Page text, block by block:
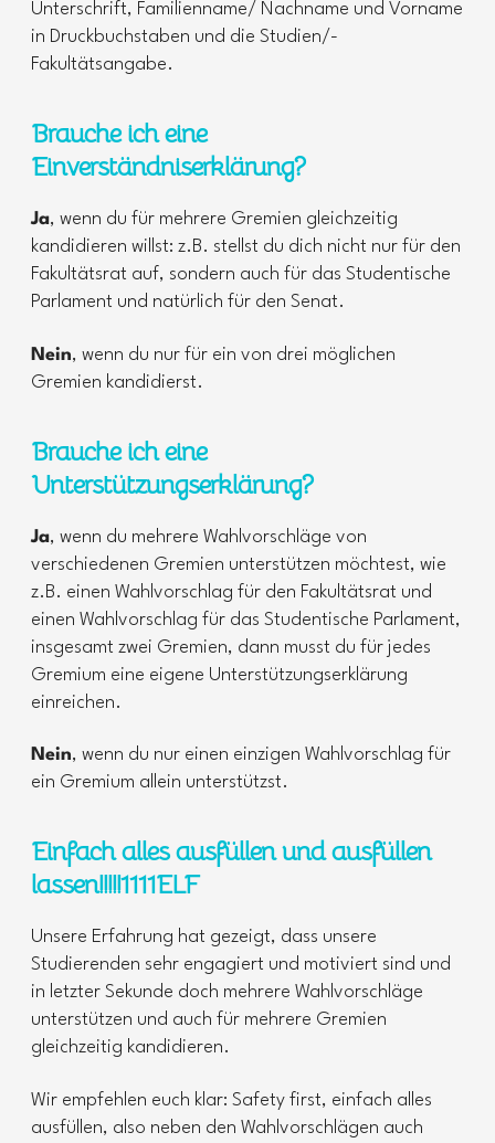
Unterschrift, Familienname/ Nachname und Vorname
in Druckbuchstaben und die Studien/-
Fakultätsangabe.
Brauche ich eine
Einverständniserklärung?
Ja, wenn du für mehrere Gremien gleichzeitig
kandidieren willst: z.B. stellst du dich nicht nur für den
Fakultätsrat auf, sondern auch für das Studentische
Parlament und natürlich für den Senat.
Nein, wenn du nur für ein von drei möglichen
Gremien kandidierst.
Brauche ich eine
Unterstützungserklärung?
Ja, wenn du mehrere Wahlvorschläge von
verschiedenen Gremien unterstützen möchtest, wie
z.B. einen Wahlvorschlag für den Fakultätsrat und
einen Wahlvorschlag für das Studentische Parlament,
insgesamt zwei Gremien, dann musst du für jedes
Gremium eine eigene Unterstützungserklärung
einreichen.
Nein, wenn du nur einen einzigen Wahlvorschlag für
ein Gremium allein unterstützst.
Einfach alles ausfüllen und ausfüllen
lassen!!!!!1111ELF
Unsere Erfahrung hat gezeigt, dass unsere
Studierenden sehr engagiert und motiviert sind und
in letzter Sekunde doch mehrere Wahlvorschläge
unterstützen und auch für mehrere Gremien
gleichzeitig kandidieren.
Wir empfehlen euch klar: Safety first, einfach alles
ausfüllen, also neben den Wahlvorschlägen auch